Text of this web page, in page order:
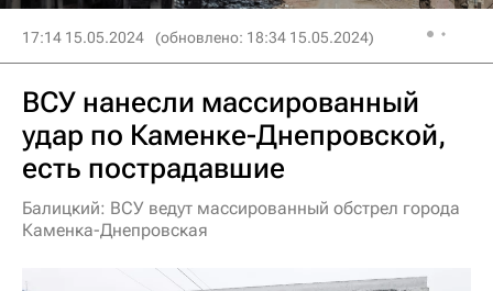
17:14 15.05.2024 (обновлено: 18:34 15.05.2024)
ВСУ нанесли массированный
удар по Каменке-Днепровской,
есть пострадавшие
Балицкий: ВСУ ведут массированный обстрел города
Каменка-Днепровская